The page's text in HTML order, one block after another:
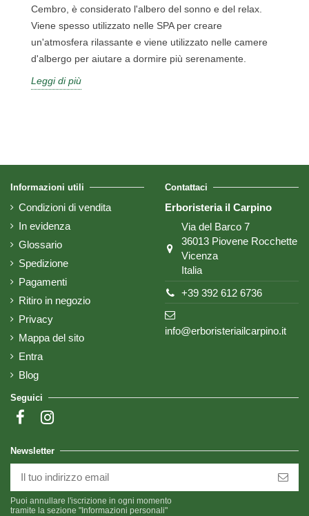
Cembro, è considerato l'albero del sonno e del relax.
Viene spesso utilizzato nelle SPA per creare
un'atmosfera rilassante e viene utilizzato nelle camere
d'albergo per aiutare a dormire più serenamente.
Leggi di più
Informazioni utili
Condizioni di vendita
In evidenza
Glossario
Spedizione
Pagamenti
Ritiro in negozio
Privacy
Mappa del sito
Entra
Blog
Contattaci
Erboristeria il Carpino
Via del Barco 7
36013 Piovene Rocchette
Vicenza
Italia
+39 392 612 6736
info@erboristeriailcarpino.it
Seguici
Newsletter
Puoi annullare l'iscrizione in ogni momento
tramite la sezione "Informazioni personali"